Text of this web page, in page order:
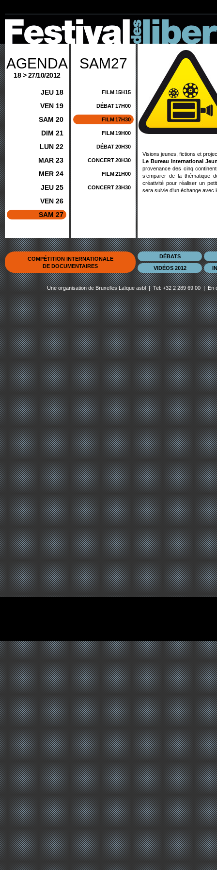
AGENDA
18 > 27/10/2012
JEU 18
VEN 19
SAM 20
DIM 21
LUN 22
MAR 23
MER 24
JEU 25
VEN 26
SAM 27
SAM27
FILM15H15
DÉBAT17H00
FILM17H30
FILM19H00
DÉBAT20H30
CONCERT20H30
FILM21H00
CONCERT23H30
Visions jeunes, fictions et
Le Bureau International
provenance des cinq
s’emparer de la thématique
créativité pour réaliser un
sera suivie d’un échange avec
COMPÉTITION INTERNATIONALE
DE DOCUMENTAIRES
DÉBATS
VIDÉOS 2012
Une organisation deBruxelles Laïque asbl| Tel: +32 2 289 69 00 | En